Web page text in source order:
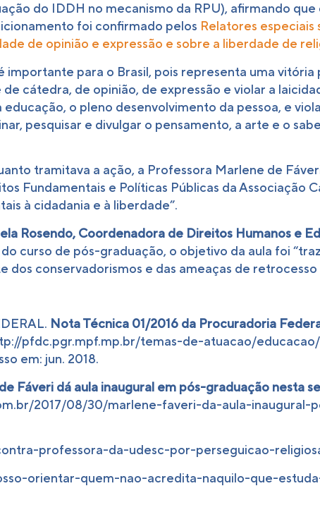
do IDDH no mecanismo da RPU), afirmando
foi confirmado pelos Relatores
de opinião e expressão e sobre a liberdade de
importante para o Brasil, pois representa uma
cátedra, de opinião, de expressão e violar a
o pleno desenvolvimento da pessoa, e
pesquisar e divulgar o pensamento, a arte e o
tramitava a ação, a Professora Marlene de
Fundamentais e Políticas Públicas da Associação
à cidadania e à liberdade”.
Rosendo, Coordenadora de Direitos Humanos e
curso de pós-graduação, o objetivo da aula foi
dos conservadorismos e das ameaças de
Nota Técnica 01/2016 da Procuradoria
pfdc.pgr.mpf.mp.br/temas-de-atuacao/
em: jun. 2018.
Fáveri dá aula inaugural em pós-graduação nesta
2017/08/30/marlene-faveri-da-aula-inaugural-
professora-da-udesc-por-perseguicao-
orientar-quem-nao-acredita-naquilo-que-